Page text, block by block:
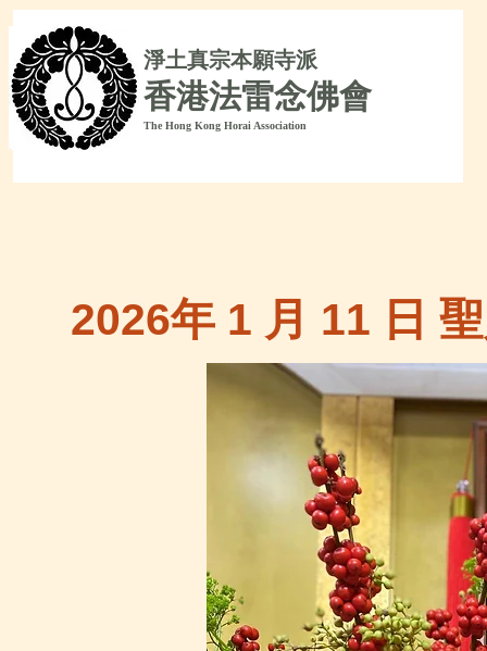
淨土真宗本願寺派
香港法雷念佛會
The Hong Kong Horai Association
2026年 1 月 11 日